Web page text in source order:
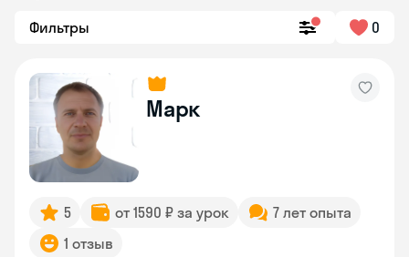
Фильтры 0
Марк
5 от 1590 ₽ за урок
7 лет опыта
1 отзыв